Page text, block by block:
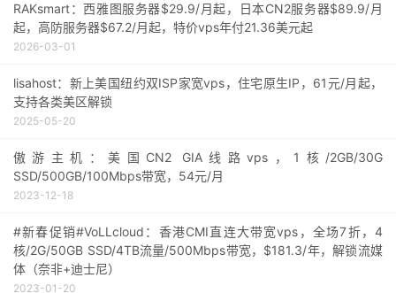
RAKsmart：西雅图服务器$29.9/月起，日本CN2服务器$89.9/月
起，高防服务器$67.2/月起，特价vps年付21.36美元起
2026-03-01
lisahost：新上美国纽约双ISP家宽vps，住宅原生IP，61元/月起，
支持各类美区解锁
2025-05-20
傲游主机：美国CN2 GIA线路vps，1核/2GB/30G
SSD/500GB/100Mbps带宽，54元/月
2023-12-18
#新春促销#VoLLcloud：香港CMI直连大带宽vps，全场7折，4
核/2G/50GB SSD/4TB流量/500Mbps带宽，$181.3/年，解锁流媒
体（奈非+迪士尼）
2023-01-20